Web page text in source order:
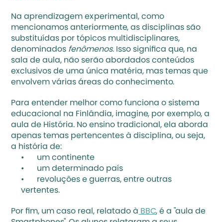
Na aprendizagem experimental, como
mencionamos anteriormente, as disciplinas são
substituídas por tópicos multidisciplinares,
denominados fenômenos. Isso significa que, na
sala de aula, não serão abordados conteúdos
exclusivos de uma única matéria, mas temas que
envolvem várias áreas do conhecimento.
Para entender melhor como funciona o sistema
educacional na Finlândia, imagine, por exemplo, a
aula de História. No ensino tradicional, ela aborda
apenas temas pertencentes à disciplina, ou seja,
a história de:
	um continente
	um determinado país
	revoluções e guerras, entre outras
vertentes.
Por fim, um caso real, relatado à BBC, é a "aula de